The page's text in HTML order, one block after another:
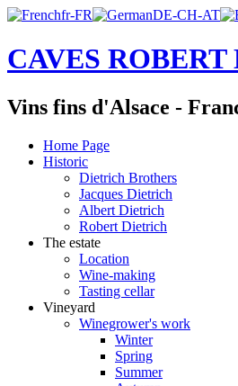
CAVES
Vins fins d'Alsace -
Home Page
Historic
Dietrich Brothers
Jacques Dietrich
Albert Dietrich
Robert Dietrich
The estate
Location
Wine-making
Tasting cellar
Vineyard
Winegrower's work
Winter
Spring
Summer